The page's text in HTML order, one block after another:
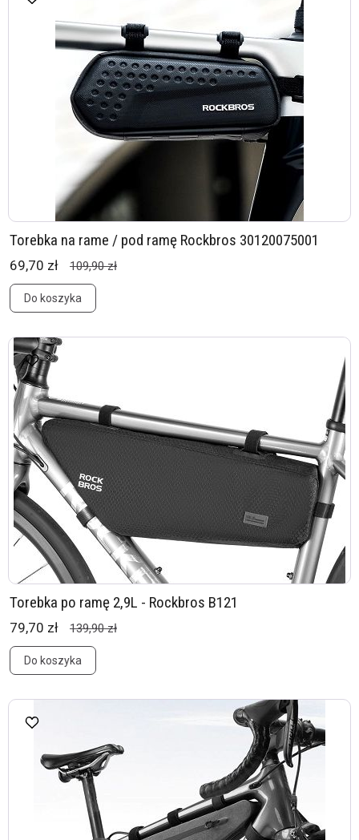
Torebka na rame / pod ramę Rockbros 30120075001
69,70 zł 109,90 zł
Do koszyka
Torebka po ramę 2,9L - Rockbros B121
79,70 zł 139,90 zł
Do koszyka